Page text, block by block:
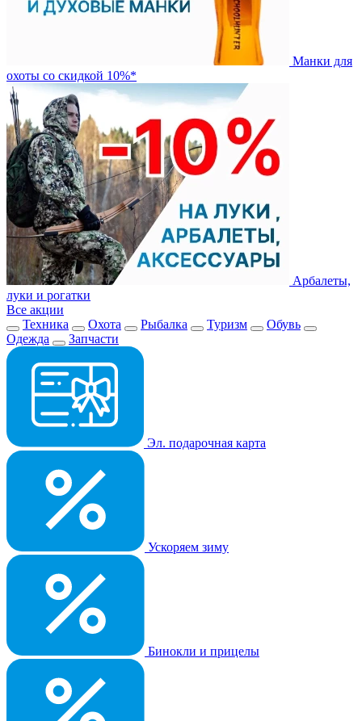
Манки для
охоты со скидкой 10%*
Арбалеты,
луки и рогатки
Все акции
Техника
Охота Рыбалка Туризм
Обувь
Одежда
Запчасти
Эл. подарочная карта
Ускоряем зиму
Бинокли и прицелы